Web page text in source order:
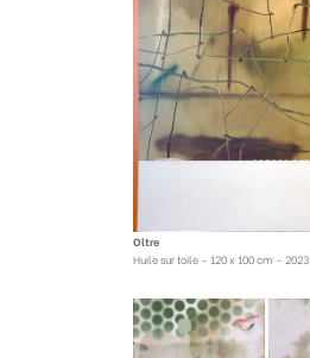
Oltre
Huile sur toile – 120 x 100 cm – 2023